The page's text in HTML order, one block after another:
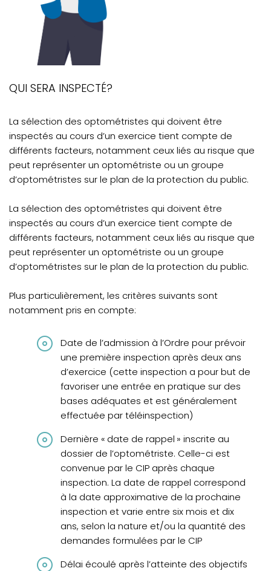
QUI SERA INSPECTÉ?
La sélection des optométristes qui doivent être
inspectés au cours d’un exercice tient compte de
différents facteurs, notamment ceux liés au risque que
peut représenter un optométriste ou un groupe
d’optométristes sur le plan de la protection du public.
La sélection des optométristes qui doivent être
inspectés au cours d’un exercice tient compte de
différents facteurs, notamment ceux liés au risque que
peut représenter un optométriste ou un groupe
d’optométristes sur le plan de la protection du public.
Plus particulièrement, les critères suivants sont
notamment pris en compte:
Date de l’admission à l’Ordre pour prévoir
une première inspection après deux ans
d’exercice (cette inspection a pour but de
favoriser une entrée en pratique sur des
bases adéquates et est généralement
effectuée par téléinspection)
Dernière « date de rappel » inscrite au
dossier de l’optométriste. Celle-ci est
convenue par le CIP après chaque
inspection. La date de rappel correspond
à la date approximative de la prochaine
inspection et varie entre six mois et dix
ans, selon la nature et/ou la quantité des
demandes formulées par le CIP
Délai écoulé après l’atteinte des objectifs